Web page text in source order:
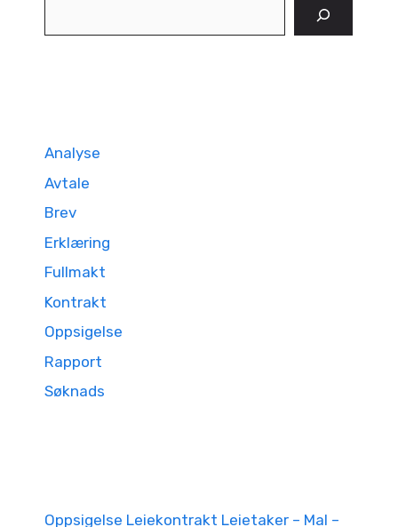
Analyse
Avtale
Brev
Erklæring
Fullmakt
Kontrakt
Oppsigelse
Rapport
Søknads
Oppsigelse Leiekontrakt Leietaker – Mal –